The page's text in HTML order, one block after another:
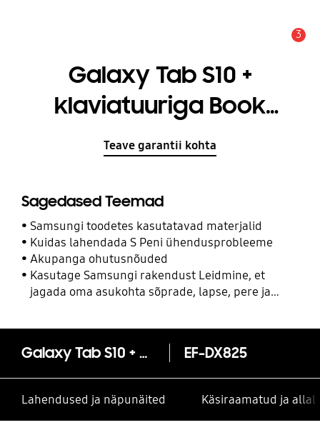
3
Galaxy Tab S10 +
klaviatuuriga Book
Cover — AI Key
Teave garantii kohta
Sagedased Teemad
Samsungi toodetes kasutatavad materjalid
Kuidas lahendada S Peni ühendusprobleeme
Akupanga ohutusnõuded
Kasutage Samsungi rakendust Leidmine, et
jagada oma asukohta sõprade, lapse, pere ja
Galaxy Tab S10 + klaviatuuriga Book Cover — AI Key EF-DX825
Lahendused ja näpunäited Käsiraamatud ja